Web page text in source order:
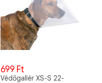
699 Ft
Védőgallér XS-S 22-